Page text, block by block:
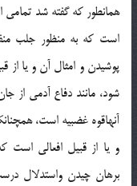
همانطور كه گفته شد تمامي
است كه به منظور جلب
پوشيدن و امثال آن و يا از
شود، مانند دفاع آدمي از
آنهاقوه غضبيه است،
و يا از قبيل افعالي
برهان چيدن واستدلال